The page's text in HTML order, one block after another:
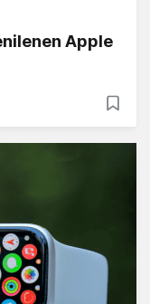
Apple